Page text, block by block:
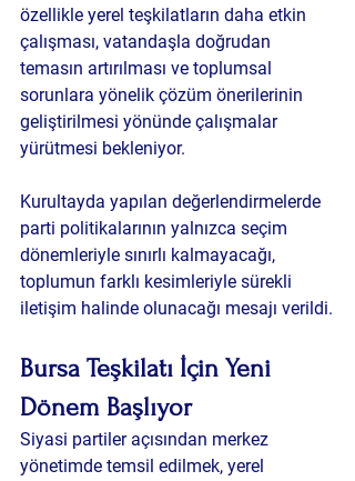
özellikle yerel teşkilatların daha etkin
çalışması, vatandaşla doğrudan
temasın artırılması ve toplumsal
sorunlara yönelik çözüm önerilerinin
geliştirilmesi yönünde çalışmalar
yürütmesi bekleniyor.
Kurultayda yapılan değerlendirmelerde
parti politikalarının yalnızca seçim
dönemleriyle sınırlı kalmayacağı,
toplumun farklı kesimleriyle sürekli
iletişim halinde olunacağı mesajı verildi.
Bursa Teşkilatı İçin Yeni
Dönem Başlıyor
Siyasi partiler açısından merkez
yönetimde temsil edilmek, yerel